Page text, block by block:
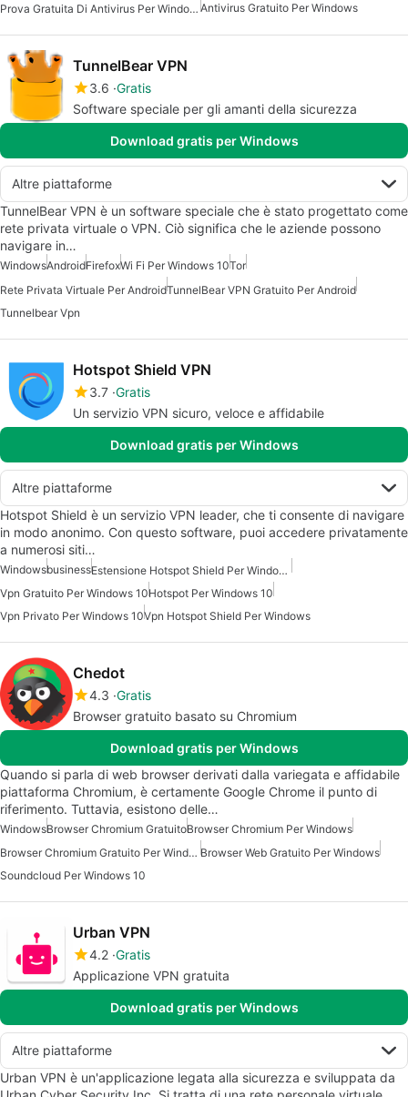
Prova Gratuita Di Antivirus Per Windows Antivirus Gratuito Per Windows
TunnelBear VPN
3.6 Gratis
Software speciale per gli amanti della sicurezza
Download gratis per Windows
Altre piattaforme
TunnelBear VPN è un software speciale che è stato progettato come
rete privata virtuale o VPN. Ciò significa che le aziende possono
navigare in…
WindowsAndroidFirefoxWi Fi Per Windows 10Tor
Rete Privata Virtuale Per AndroidTunnelBear VPN Gratuito Per Android
Tunnelbear Vpn
Hotspot Shield VPN
3.7 Gratis
Un servizio VPN sicuro, veloce e affidabile
Download gratis per Windows
Altre piattaforme
Hotspot Shield è un servizio VPN leader, che ti consente di navigare
in modo anonimo. Con questo software, puoi accedere privatamente
a numerosi siti…
Windowsbusiness
Estensione Hotspot Shield Per Windows
Vpn Gratuito Per Windows 10Hotspot Per Windows 10
Vpn Privato Per Windows 10Vpn Hotspot Shield Per Windows
Chedot
4.3 Gratis
Browser gratuito basato su Chromium
Download gratis per Windows
Quando si parla di web browser derivati dalla variegata e affidabile
piattaforma Chromium, è certamente Google Chrome il punto di
riferimento. Tuttavia, esistono delle…
WindowsBrowser Chromium GratuitoBrowser Chromium Per Windows
Browser Chromium Gratuito Per Windows Browser Web Gratuito Per Windows
Soundcloud Per Windows 10
Urban VPN
4.2 Gratis
Applicazione VPN gratuita
Download gratis per Windows
Altre piattaforme
Urban VPN è un'applicazione legata alla sicurezza e sviluppata da